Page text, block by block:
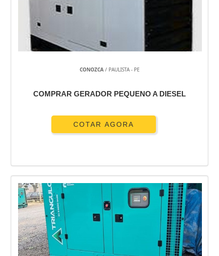
CONOZCA/ PAULISTA - PE
COMPRAR GERADOR PEQUENO A DIESEL
COTAR AGORA